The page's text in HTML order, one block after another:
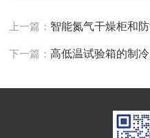
上一篇： 智能氮气干燥柜和
下一篇：高低温试验箱的制